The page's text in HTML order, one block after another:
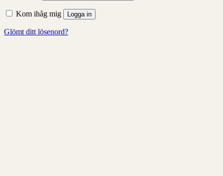
Kom ihåg mig Logga in
Glömt ditt lösenord?